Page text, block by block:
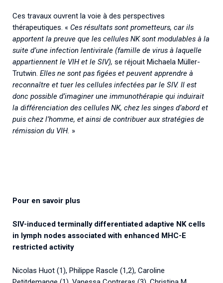
Ces travaux ouvrent la voie à des perspectives
thérapeutiques. « Ces résultats sont prometteurs, car ils
apportent la preuve que les cellules NK sont modulables à la
suite d’une infection lentivirale (famille de virus à laquelle
appartiennent le VIH et le SIV), se réjouit Michaela Müller-
Trutwin. Elles ne sont pas figées et peuvent apprendre à
reconnaître et tuer les cellules infectées par le SIV. Il est
donc possible d’imaginer une immunothérapie qui induirait
la différenciation des cellules NK, chez les singes d’abord et
puis chez l’homme, et ainsi de contribuer aux stratégies de
rémission du VIH. »
Pour en savoir plus
SIV-induced terminally differentiated adaptive NK cells
in lymph nodes associated with enhanced MHC-E
restricted activity
Nicolas Huot (1), Philippe Rascle (1,2), Caroline